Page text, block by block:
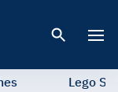
Lego